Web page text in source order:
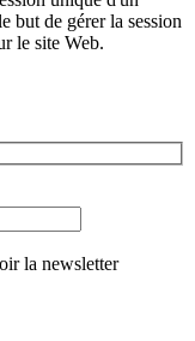
but de gérer la session
le site Web.
la newsletter